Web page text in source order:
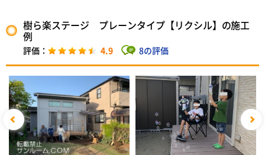
樹ら楽ステージ プレーンタイプ【リクシル】の施工
例
4.9 8の評価